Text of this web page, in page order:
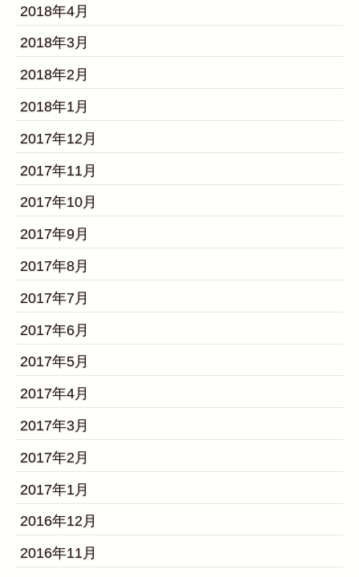
2018年4月
2018年3月
2018年2月
2018年1月
2017年12月
2017年11月
2017年10月
2017年9月
2017年8月
2017年7月
2017年6月
2017年5月
2017年4月
2017年3月
2017年2月
2017年1月
2016年12月
2016年11月